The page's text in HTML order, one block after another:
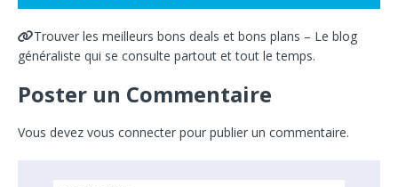
Trouver les meilleurs bons deals et bons plans – Le blog
généraliste qui se consulte partout et tout le temps.
Poster un Commentaire
Vous devez vous connecter pour publier un commentaire.